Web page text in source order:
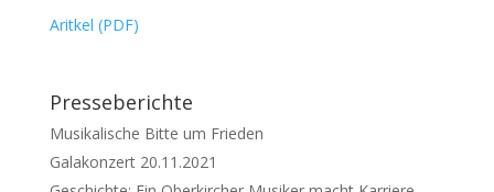
Aritkel (PDF)
Presseberichte
Musikalische Bitte um Frieden
Galakonzert 20.11.2021